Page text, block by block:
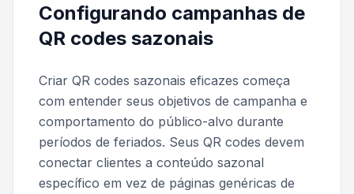
Configurando campanhas de
QR codes sazonais
Criar QR codes sazonais eficazes começa
com entender seus objetivos de campanha e
comportamento do público-alvo durante
períodos de feriados. Seus QR codes devem
conectar clientes a conteúdo sazonal
específico em vez de páginas genéricas de